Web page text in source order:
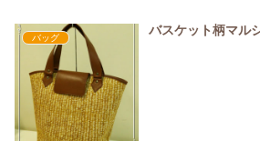
バッグ
バスケット柄マル